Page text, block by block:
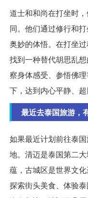
道士和和尚在打坐时
同。他们通过修行和
奥妙的体悟。在打坐
找到一种替代胡思乱
察身体感受、参悟佛
下，达到内心平静、超
最近去泰国旅游，
如果最近计划前往泰
地。清迈是泰国第二
蕴，古城区是世界文化
探索街头美食、体验